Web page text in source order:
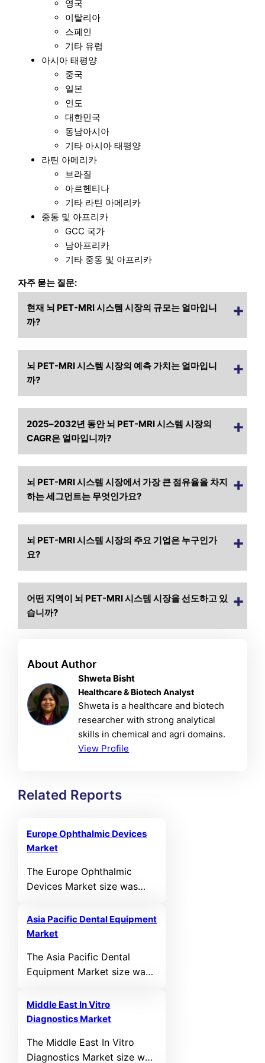
영국
이탈리아
스페인
기타 유럽
아시아 태평양
중국
일본
인도
대한민국
동남아시아
기타 아시아 태평양
라틴 아메리카
브라질
아르헨티나
기타 라틴 아메리카
중동 및 아프리카
GCC 국가
남아프리카
기타 중동 및 아프리카
자주 묻는 질문:
현재 뇌 PET-MRI 시스템 시장의 규모는 얼마입니
까?
뇌 PET-MRI 시스템 시장의 예측 가치는 얼마입니
까?
2025–2032년 동안 뇌 PET-MRI 시스템 시장의
CAGR은 얼마입니까?
뇌 PET-MRI 시스템 시장에서 가장 큰 점유율을 차지
하는 세그먼트는 무엇인가요?
뇌 PET-MRI 시스템 시장의 주요 기업은 누구인가
요?
어떤 지역이 뇌 PET-MRI 시스템 시장을 선도하고 있
습니까?
About Author
Shweta Bisht
Healthcare & Biotech Analyst
Shweta is a healthcare and biotech
researcher with strong analytical
skills in chemical and agri domains.
View Profile
Related Reports
Europe Ophthalmic Devices
Market
The Europe Ophthalmic
Devices Market size was
in 2021 and reached USD
6,896.16 MN in 2025. It is
10,448.45 MN by 2032,
growing at a CAGR of 5.14%
Asia Pacific Dental Equipment
Market
The Asia Pacific Dental
Equipment Market size was
in 2021 and reached USD
2,657.13 MN in 2025. It is
3,763.78 MN by 2032,
Middle East In Vitro
Diagnostics Market
The Middle East In Vitro
Diagnostics Market size was